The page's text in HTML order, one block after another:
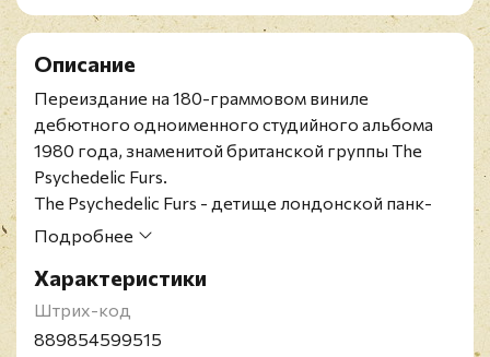
Описание
Переиздание на 180-граммовом виниле
дебютного одноименного студийного альбома
1980 года, знаменитой британской группы The
Psychedelic Furs.
The Psychedelic Furs - детище лондонской панк-
сцены, чья история уходит корнями в середину-
Furs "выпавшей вехой" между эпохами Sex Pistols
и Nirvana. Группа опередила своё время, но,
волею судеб, нашла свою аудиторию и влилась в
Подробнее
Характеристики
Штрих-код
889854599515